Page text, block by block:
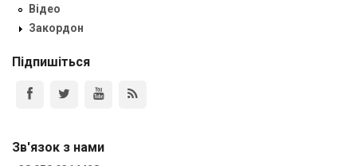
Відео
Закордон
Підпишіться
Зв'язок з нами